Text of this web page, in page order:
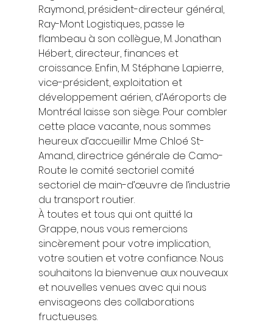
Raymond, président-directeur général,
Ray-Mont Logistiques, passe le
flambeau à son collègue, M. Jonathan
Hébert, directeur, finances et
croissance. Enfin, M. Stéphane Lapierre,
vice-président, exploitation et
développement aérien, d’Aéroports de
Montréal laisse son siège. Pour combler
cette place vacante, nous sommes
heureux d’accueillir Mme Chloé St-
Amand, directrice générale de Camo-
Route le comité sectoriel comité
sectoriel de main-d’œuvre de l’industrie
du transport routier.
À toutes et tous qui ont quitté la
Grappe, nous vous remercions
sincèrement pour votre implication,
votre soutien et votre confiance. Nous
souhaitons la bienvenue aux nouveaux
et nouvelles venues avec qui nous
envisageons des collaborations
fructueuses.